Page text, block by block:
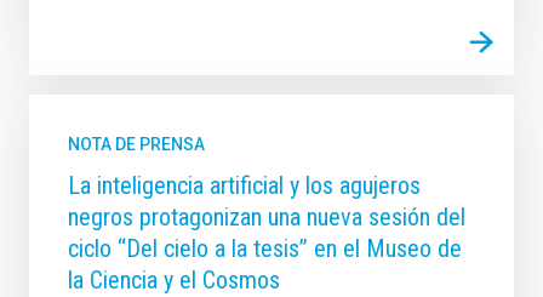
NOTA DE PRENSA
La inteligencia artificial y los agujeros
negros protagonizan una nueva sesión del
ciclo “Del cielo a la tesis” en el Museo de
la Ciencia y el Cosmos